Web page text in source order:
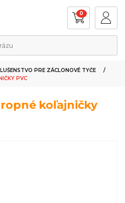
0
PRE ZÁCLONOVÉ TYČE
PVC
koľajničky